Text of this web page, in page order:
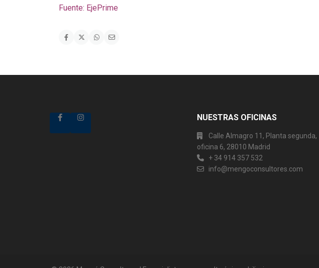
Fuente: EjePrime
NUESTRAS OFICINAS
Calle Almagro 11, Planta segunda,
oficina 6, 28010 Madrid
+ 34 914 357 532
info@mengoconsultores.com